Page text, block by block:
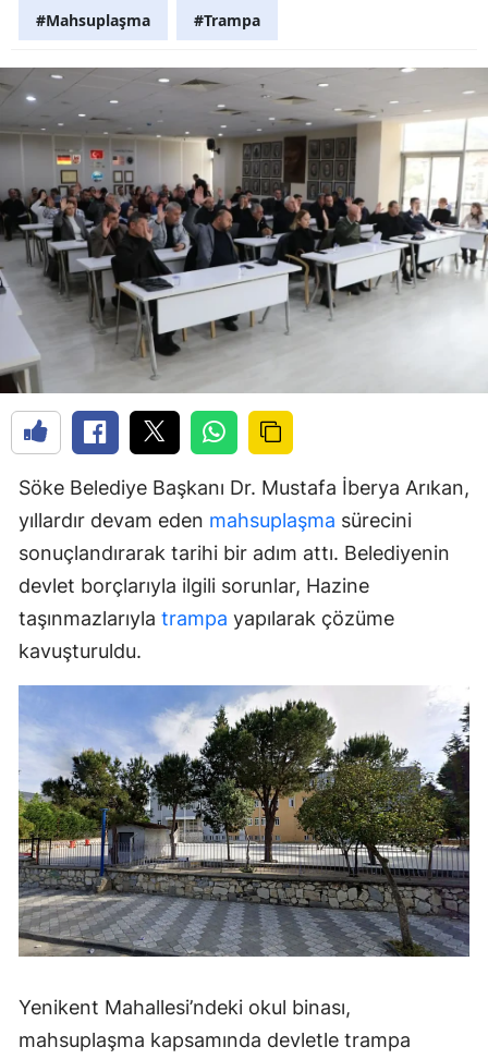
#Mahsuplaşma #Trampa
Söke Belediye Başkanı Dr. Mustafa İberya Arıkan,
yıllardır devam eden mahsuplaşma sürecini
sonuçlandırarak tarihi bir adım attı. Belediyenin
devlet borçlarıyla ilgili sorunlar, Hazine
taşınmazlarıyla trampa yapılarak çözüme
kavuşturuldu.
Yenikent Mahallesi’ndeki okul binası,
mahsuplaşma kapsamında devletle trampa